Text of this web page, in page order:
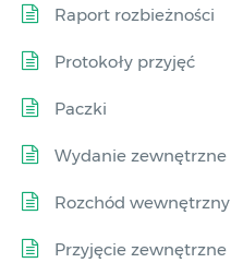
Raport rozbieżności
Protokoły przyjęć
Paczki
Wydanie zewnętrzne
Rozchód wewnętrzny
Przyjęcie zewnętrzne